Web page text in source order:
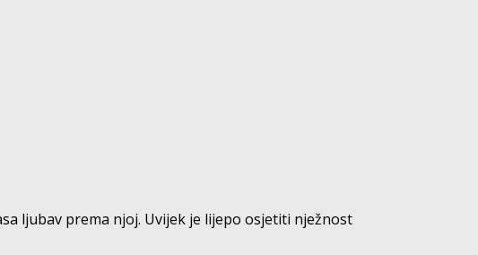
ljubav prema njoj. Uvijek je lijepo osjetiti nježnost